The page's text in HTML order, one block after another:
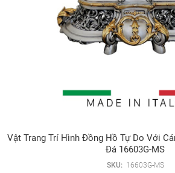
Vật Trang Trí Hình Đồng Hồ Tự Do Với
Đá 16603G-MS
SKU: 16603G-MS